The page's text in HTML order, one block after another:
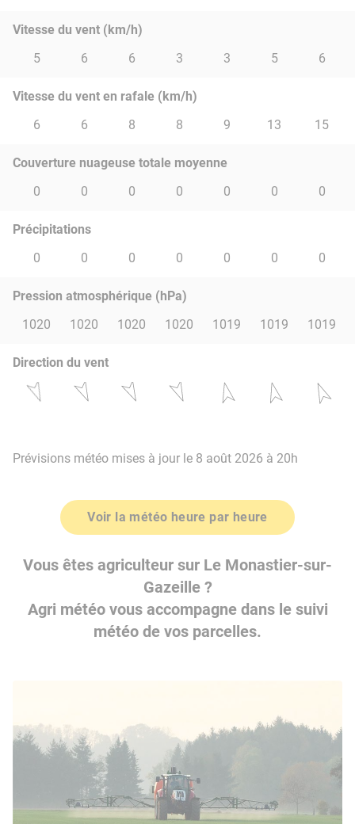
Vitesse du vent (km/h)
5
6 6 3 3 5 6
Vitesse du vent en rafale (km/h)
6
6 8 8 9 13 15
Couverture nuageuse totale moyenne
0
0 0 0 0 0 0
Précipitations
0
0 0 0 0 0 0
Pression atmosphérique (hPa)
1020
1020 1020 1020 1019 1019 1019
Direction du vent
Prévisions météo mises à jour le 8 août 2026 à 20h
Voir la météo heure par heure
Vous êtes agriculteur sur Le Monastier-sur-
Gazeille ?
Agri météo vous accompagne dans le suivi
météo de vos parcelles.